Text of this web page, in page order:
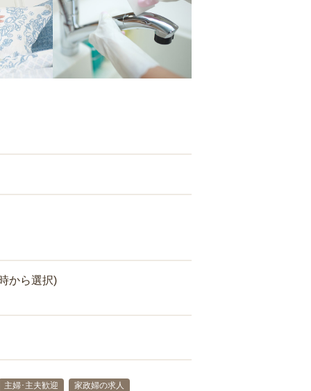
から選択)
主婦･主夫歓迎
家政婦の求人